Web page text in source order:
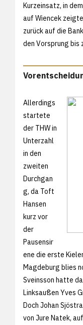
Kurzeinsatz, in
auf Wiencek
zurück auf die
den Vorsprung bis
Allerdings
startete
der THW in
Unterzahl
in den
zweiten
Durchgan
g, da Toft
Hansen
kurz vor
der
Pausensir
ene die erste
Magdeburg blies
Sveinsson hatte
Linksaußen Yves
Doch Johan
von Jure Natek,